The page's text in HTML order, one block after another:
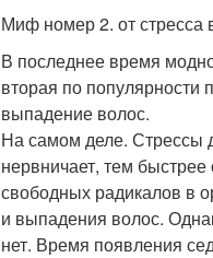
Миф номер 2. от стресса
В последнее время
вторая по популярности
выпадение волос.
На самом деле. Стрессы
нервничает, тем быстрее
свободных радикалов в
и выпадения волос.
нет. Время появления